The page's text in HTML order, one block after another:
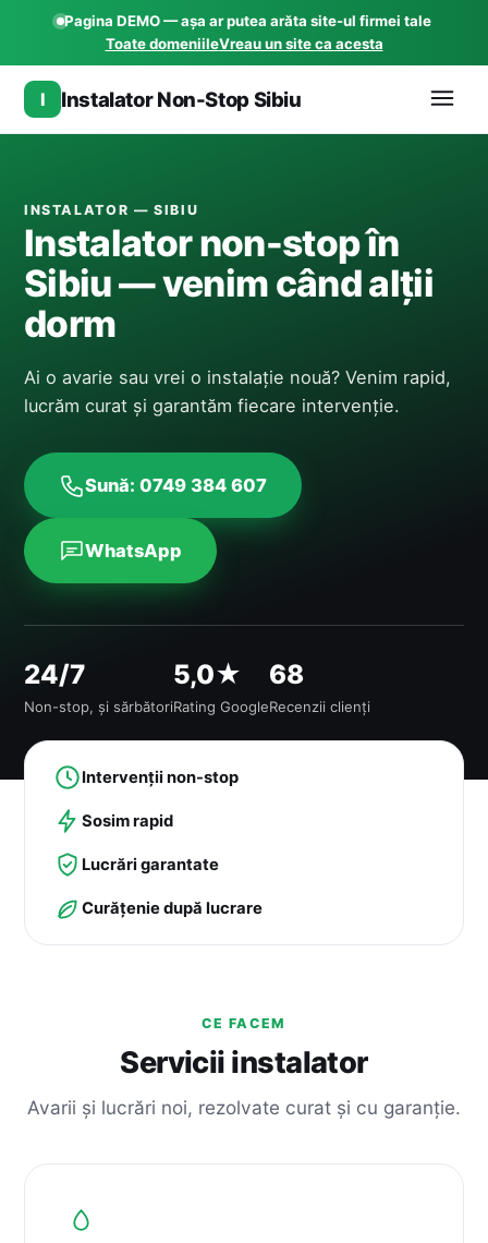
Pagina DEMO — așa ar putea arăta site-ul firmei tale
Toate domeniileVreau un site ca acesta
I Instalator Non-Stop Sibiu
INSTALATOR — SIBIU
Instalator non-stop în
Sibiu — venim când alții
dorm
Ai o avarie sau vrei o instalație nouă? Venim rapid,
lucrăm curat și garantăm fiecare intervenție.
Sună: 0749 384 607
WhatsApp
24/7
Non-stop, și sărbători
5,0★
Rating Google
68
Recenzii clienți
Intervenții non-stop
Sosim rapid
Lucrări garantate
Curățenie după lucrare
CE FACEM
Servicii instalator
Avarii și lucrări noi, rezolvate curat și cu garanție.